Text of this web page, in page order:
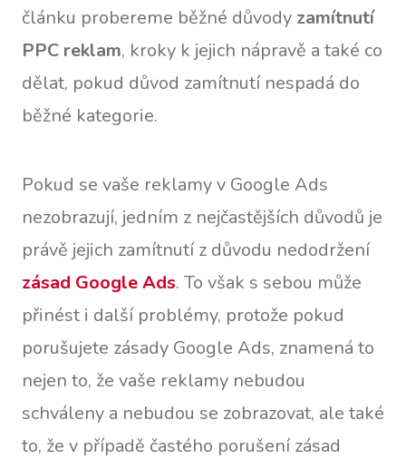
článku probereme běžné důvody zamítnutí
PPC reklam, kroky k jejich nápravě a také co
dělat, pokud důvod zamítnutí nespadá do
běžné kategorie.
Pokud se vaše reklamy v Google Ads
nezobrazují, jedním z nejčastějších důvodů je
právě jejich zamítnutí z důvodu nedodržení
zásad Google Ads. To však s sebou může
přinést i další problémy, protože pokud
porušujete zásady Google Ads, znamená to
nejen to, že vaše reklamy nebudou
schváleny a nebudou se zobrazovat, ale také
to, že v případě častého porušení zásad